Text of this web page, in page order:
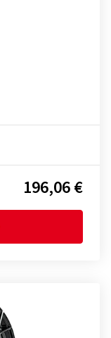
196,06 €